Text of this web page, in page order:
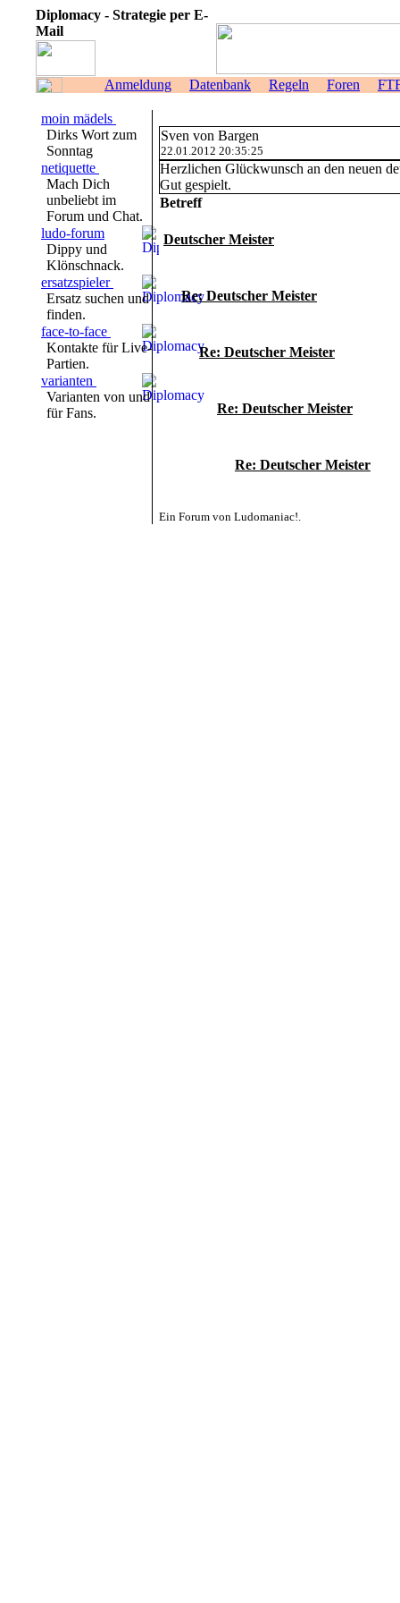
Diplomacy - Strategie per E-
Mail
Anmeldung Datenbank Regeln Foren
moin mädels
Dirks Wort zum
Sonntag
netiquette
Mach Dich
unbeliebt im
Forum und Chat.
ludo-forum
Dippy und
Klönschnack.
ersatzspieler
Ersatz suchen und
finden.
face-to-face
Kontakte für Live-
Partien.
varianten
Varianten von und
für Fans.
Sven von Bargen
22.01.2012 20:35:25
Herzlichen Glückwunsch an den neuen
Gut gespielt.
Betreff
Deutscher Meister
Re: Deutscher Meister
Re: Deutscher Meister
Re: Deutscher Meister
Re: Deutscher Meister
Ein Forum von Ludomaniac!.